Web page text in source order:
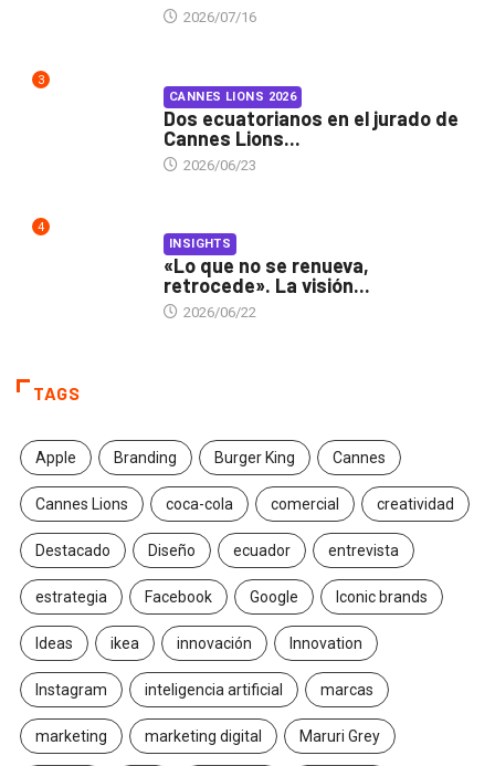
2026/07/16
3
CANNES LIONS 2026
Dos ecuatorianos en el jurado de
Cannes Lions...
2026/06/23
4
INSIGHTS
«Lo que no se renueva,
retrocede». La visión...
2026/06/22
TAGS
Apple Branding Burger King Cannes
Cannes Lions coca-cola comercial creatividad
Destacado Diseño ecuador entrevista
estrategia Facebook Google Iconic brands
Ideas ikea innovación Innovation
Instagram inteligencia artificial marcas
marketing marketing digital Maruri Grey